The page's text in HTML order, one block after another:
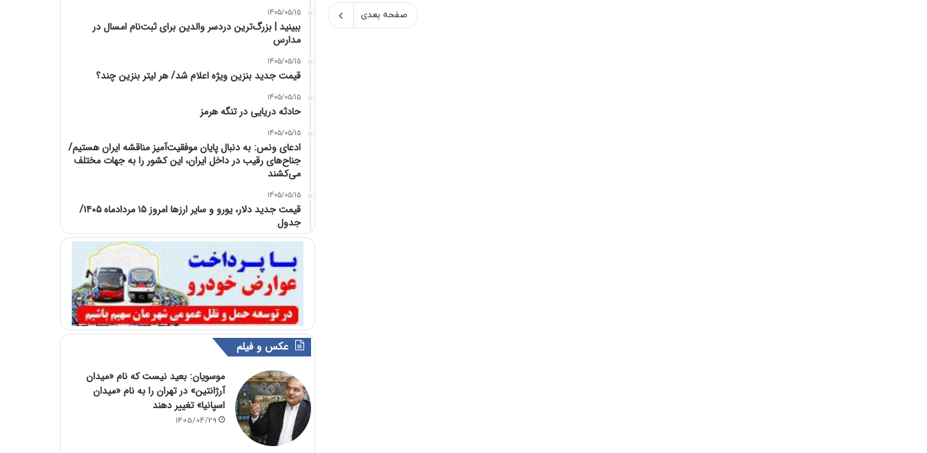
صفحه بعدی 1405/05/15
ببینید | بزرگ‌ترین دردسر والدین برای ثبت‌نام امسال در
مدارس
1405/05/15
قیمت جدید بنزین ویژه اعلام شد/ هر لیتر بنزین چند؟
1405/05/15
حادثه دریایی در تنگه هرمز
1405/05/15
ادعای ونس: به دنبال پایان موفقیت‌آمیز مناقشه ایران هستیم/
جناح‌های رقیب در داخل ایران، این کشور را به جهات مختلف
می‌کشند
1405/05/15
قیمت جدید دلار، یورو و سایر ارزها امروز ۱۵ مردادماه ۱۴۰۵/
جدول
عکس و فیلم
موسویان: بعید نیست که نام «میدان
آرژانتین» در تهران را به نام «میدان
اسپانیا» تغییر دهند
1405/04/29